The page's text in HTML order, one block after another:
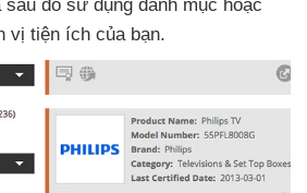
sau đó sử dụng danh mục hoặc
vị tiện ích của bạn.